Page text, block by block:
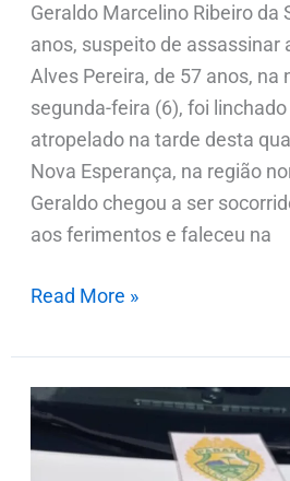
Geraldo Marcelino Ribeiro da
anos, suspeito de assassinar
Alves Pereira, de 57 anos, na
segunda-feira (6), foi
atropelado na tarde desta
Nova Esperança, na região
Geraldo chegou a ser
aos ferimentos e faleceu na
Read More »
Suspeito